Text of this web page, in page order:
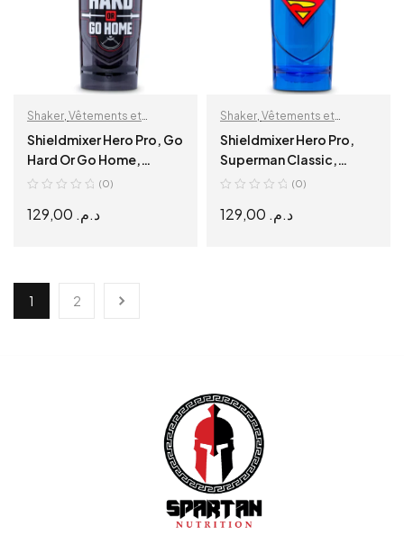
Shaker Vêtements et
accessoires
Shieldmixer Hero Pro, Go
Hard Or Go Home,
Shaker, 700 ml
(0)
د.م.
Shaker Vêtements et
accessoires
Shieldmixer Hero Pro,
Superman Classic,
Shaker, 700 ml
(0)
د.م.
1 2